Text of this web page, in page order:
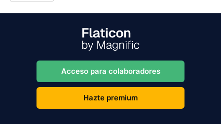
Acceso para colaboradores
Hazte premium